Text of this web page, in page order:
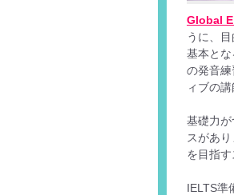
Global
うに、
基本と
の発音
ィブの
基礎力
スがあ
を⽬指す
IELTS準